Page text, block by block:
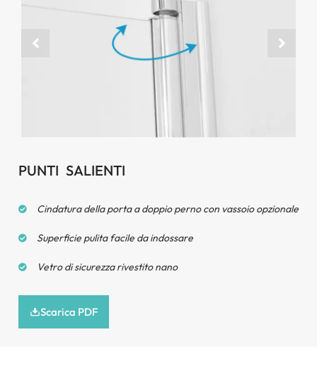
180° Risoluzione e giù per il perno
PUNTI SALIENTI
Cindatura della porta a doppio perno con vassoio opzionale
Superficie pulita facile da indossare
Vetro di sicurezza rivestito nano
Scarica PDF